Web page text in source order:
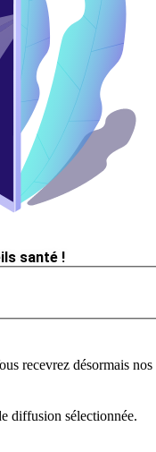
santé !
recevrez désormais nos
diffusion sélectionnée.